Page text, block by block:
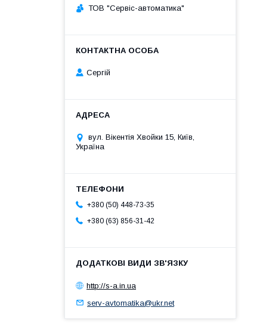
ТОВ "Сервіс-автоматика"
Сергій
вул. Вікентія Хвойки 15, Київ,
Україна
+380 (50) 448-73-35
+380 (63) 856-31-42
http://s-a.in.ua
serv-avtomatika@ukr.net